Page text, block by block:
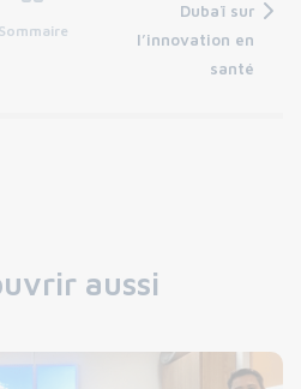
Sommaire
Dubaï sur
l’innovation en
santé
aussi